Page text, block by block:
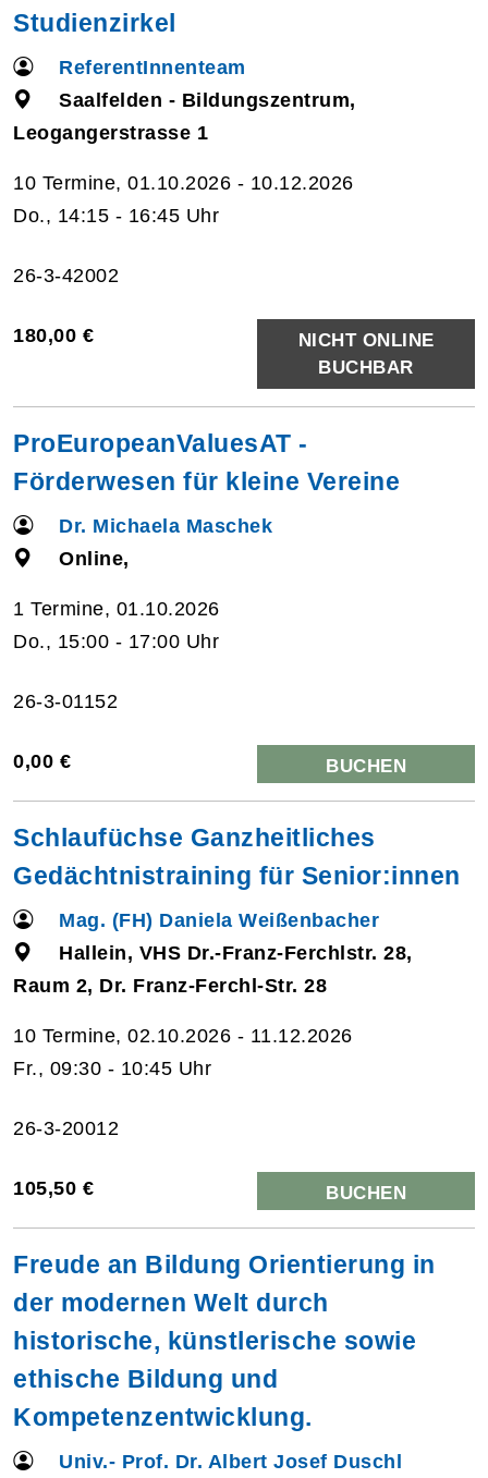
Studienzirkel
ReferentInnenteam
Saalfelden - Bildungszentrum,
Leogangerstrasse 1
10 Termine, 01.10.2026 - 10.12.2026
Do., 14:15 - 16:45 Uhr
26-3-42002
180,00 €
NICHT ONLINE
BUCHBAR
ProEuropeanValuesAT -
Förderwesen für kleine Vereine
Dr. Michaela Maschek
Online,
1 Termine, 01.10.2026
Do., 15:00 - 17:00 Uhr
26-3-01152
0,00 € BUCHEN
Schlaufüchse Ganzheitliches
Gedächtnistraining für Senior:innen
Mag. (FH) Daniela Weißenbacher
Hallein, VHS Dr.-Franz-Ferchlstr. 28,
Raum 2, Dr. Franz-Ferchl-Str. 28
10 Termine, 02.10.2026 - 11.12.2026
Fr., 09:30 - 10:45 Uhr
26-3-20012
105,50 € BUCHEN
Freude an Bildung Orientierung in
der modernen Welt durch
historische, künstlerische sowie
ethische Bildung und
Kompetenzentwicklung.
Univ.- Prof. Dr. Albert Josef Duschl